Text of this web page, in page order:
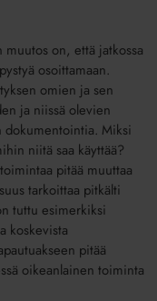
on, että jatkossa
osoittamaan.
omien ja sen
ja niissä olevien
dokumentointia. Miksi
niitä saa käyttää?
pitää muuttaa
tarkoittaa pitkälti
tuttu esimerkiksi
koskevista
pitää
oikeanlainen toiminta